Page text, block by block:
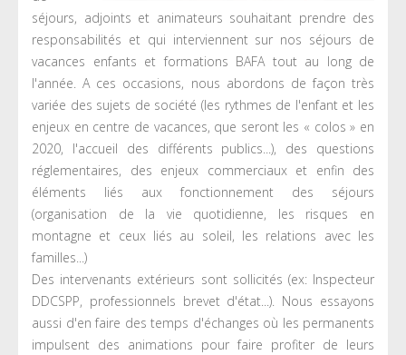
séjours, adjoints et animateurs souhaitant prendre des
responsabilités et qui interviennent sur nos séjours de
vacances enfants et formations BAFA tout au long de
l'année. A ces occasions, nous abordons de façon très
variée des sujets de société (les rythmes de l'enfant et les
enjeux en centre de vacances, que seront les « colos » en
2020, l'accueil des différents publics...), des questions
réglementaires, des enjeux commerciaux et enfin des
éléments liés aux fonctionnement des séjours
(organisation de la vie quotidienne, les risques en
montagne et ceux liés au soleil, les relations avec les
familles...)
Des intervenants extérieurs sont sollicités (ex: Inspecteur
DDCSPP, professionnels brevet d'état...). Nous essayons
aussi d'en faire des temps d'échanges où les permanents
impulsent des animations pour faire profiter de leurs